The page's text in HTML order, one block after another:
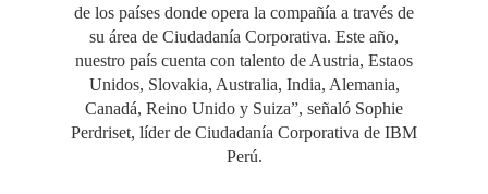
de los países donde opera la compañía a través de
su área de Ciudadanía Corporativa. Este año,
nuestro país cuenta con talento de Austria, Estaos
Unidos, Slovakia, Australia, India, Alemania,
Canadá, Reino Unido y Suiza”, señaló Sophie
Perdriset, líder de Ciudadanía Corporativa de IBM
Perú.